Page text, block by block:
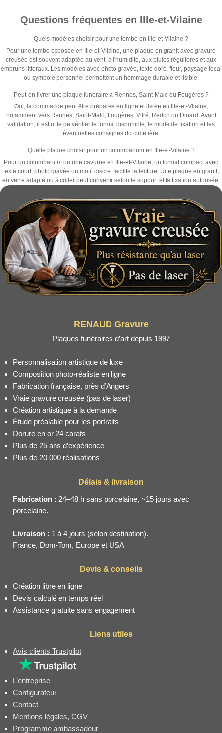
Questions fréquentes en Ille-et-Vilaine
Quels modèles choisir pour une tombe en Ille-et-Vilaine ?
Pour une tombe exposée en Ille-et-Vilaine, une plaque en granit avec gravure
creusée est souvent adaptée au vent, à l'humidité, aux pluies régulières et aux
embruns littoraux. Les modèles avec photo gravée, texte doré, fleur, paysage local
ou symbole personnel permettent un hommage durable et lisible.
Peut-on livrer une plaque funéraire à Rennes, Saint-Malo ou Fougères ?
Oui, la commande peut être préparée en ligne et livrée en Ille-et-Vilaine,
notamment vers Rennes, Saint-Malo, Fougères, Vitré, Redon ou Dinard. Avant
validation, il est utile de vérifier le format disponible, le mode de fixation et les
éventuelles consignes du cimetière.
Quelle plaque choisir pour un columbarium en Ille-et-Vilaine ?
Pour un columbarium ou une cavurne en Ille-et-Vilaine, un format compact avec
texte court, photo gravée ou motif discret facilite la lecture. Une plaque en granit,
en verre adapté ou à coller peut convenir selon le support et la fixation autorisée.
RENAUD Gravure
Plaques funéraires d’art depuis 1997
Personnalisation artistique de luxe
Composition photo-réaliste en ligne
Fabrication française, près d’Angers
Vraie gravure creusée (pas de laser)
Création artistique à la demande
Étude préalable pour les portraits
Dorure en or 24 carats
Plus de 25 ans d’expérience
Plus de 20 000 réalisations
Délais & livraison
Fabrication : 24–48 h sans porcelaine, ~15 jours avec
porcelaine.
Livraison : 1 à 4 jours (selon destination).
France, Dom-Tom, Europe et USA
Devis & conseils
Création libre en ligne
Devis calculé en temps réel
Assistance gratuite sans engagement
Liens utiles
Avis clients Trustpilot
L’entreprise
Configurateur
Contact
Mentions légales, CGV
Programme ambassadeur